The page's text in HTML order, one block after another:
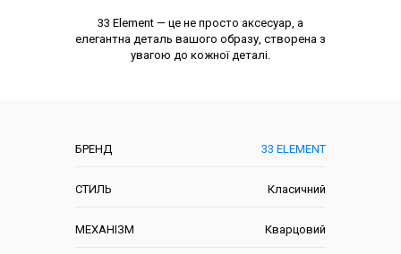
БРЕНД 33 ELEMENT
СТИЛЬ Класичний
МЕХАНІЗМ Кварцовий
33 Element — це не просто аксесуар, а
елегантна деталь вашого образу, створена з
увагою до кожної деталі.